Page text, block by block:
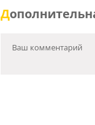
Д
Ваш комментарий